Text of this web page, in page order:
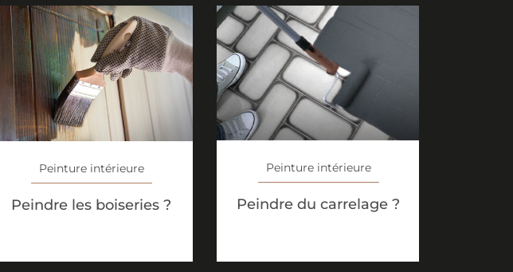
Peinture intérieure
Peindre les boiseries ?
Peinture intérieure
Peindre du carrelage ?